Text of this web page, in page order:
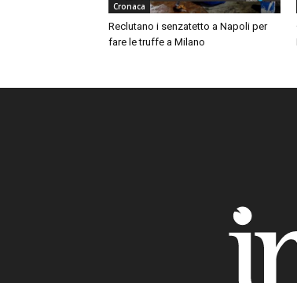
Cronaca
Reclutano i senzatetto a Napoli per
fare le truffe a Milano